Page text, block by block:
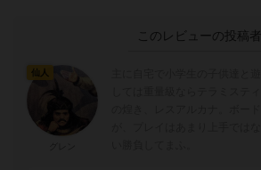
このレビューの投稿者
仙人